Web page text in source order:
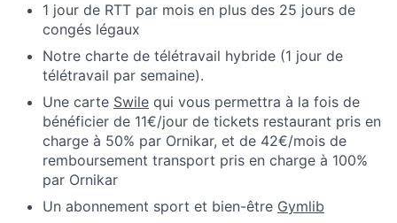
1 jour de RTT par mois en plus des 25 jours de
congés légaux
Notre charte de télétravail hybride (1 jour de
télétravail par semaine).
Une carte Swile qui vous permettra à la fois de
bénéficier de 11€/jour de tickets restaurant pris en
charge à 50% par Ornikar, et de 42€/mois de
remboursement transport pris en charge à 100%
par Ornikar
Un abonnement sport et bien-être Gymlib